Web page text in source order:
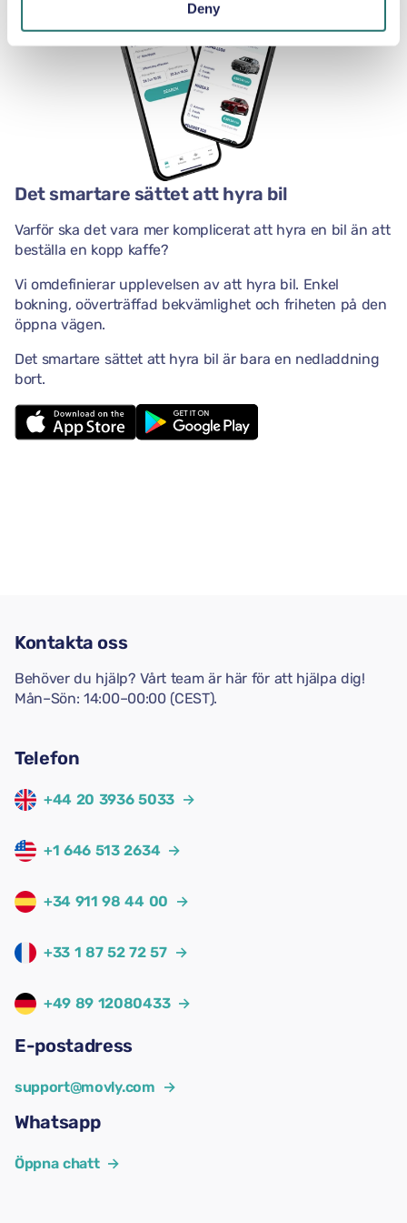
Deny
Det smartare sättet att hyra bil
Varför ska det vara mer komplicerat att hyra en bil än att
beställa en kopp kaffe?
Vi omdefinierar upplevelsen av att hyra bil. Enkel
bokning, oöverträffad bekvämlighet och friheten på den
öppna vägen.
Det smartare sättet att hyra bil är bara en nedladdning
bort.
Kontakta oss
Behöver du hjälp? Vårt team är här för att hjälpa dig!
Mån–Sön: 14:00–00:00 (CEST).
Telefon
+44 20 3936 5033 →
+1 646 513 2634 →
+34 911 98 44 00 →
+33 1 87 52 72 57 →
+49 89 12080433 →
E-postadress
support@movly.com →
Whatsapp
Öppna chatt →